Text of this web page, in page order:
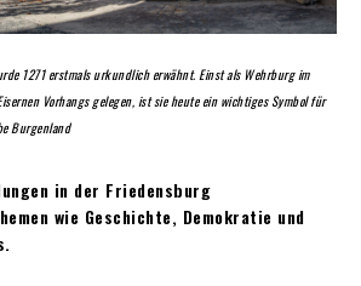
1271 erstmals urkundlich erwähnt. Einst als Wehrburg im
Vorhangs gelegen, ist sie heute ein wichtiges Symbol für
Burgenland
in der Friedensburg
wie Geschichte, Demokratie und